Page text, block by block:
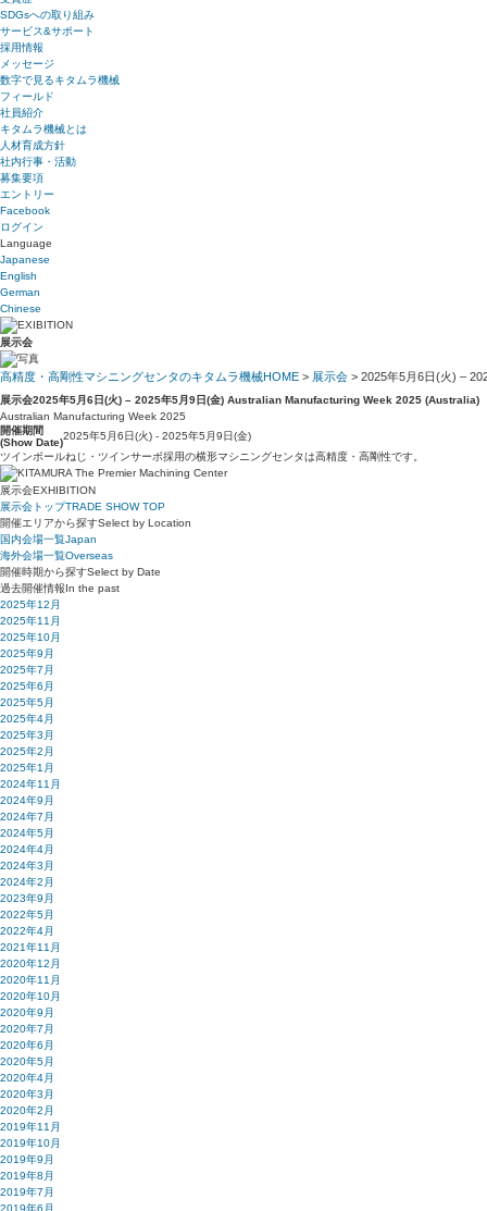
SDGsへの取り組み
サービス&サポート
採用情報
メッセージ
数字で見るキタムラ機械
フィールド
社員紹介
キタムラ機械とは
人材育成方針
社内行事・活動
募集要項
エントリー
Facebook
ログイン
Language
Japanese
English
German
Chinese
展示会
高精度・高剛性マシニングセンタのキタムラ機械HOME > 展示会 > 2025年5月6日(火) –
展示会2025年5月6日(火) – 2025年5月9日(金) Australian Manufacturing Week 2025 (Australia)
Australian Manufacturing Week 2025
開催期間
(Show Date)
2025年5月6日(火) - 2025年5月9日(金)
ツインボールねじ・ツインサーボ採用の横形マシニングセンタは高精度・高剛性です。
展示会EXHIBITION
展示会トップTRADE SHOW TOP
開催エリアから探すSelect by Location
国内会場一覧Japan
海外会場一覧Overseas
開催時期から探すSelect by Date
過去開催情報In the past
2025年12月
2025年11月
2025年10月
2025年9月
2025年7月
2025年6月
2025年5月
2025年4月
2025年3月
2025年2月
2025年1月
2024年11月
2024年9月
2024年7月
2024年5月
2024年4月
2024年3月
2024年2月
2023年9月
2022年5月
2022年4月
2021年11月
2020年12月
2020年11月
2020年10月
2020年9月
2020年7月
2020年6月
2020年5月
2020年4月
2020年3月
2020年2月
2019年11月
2019年10月
2019年9月
2019年8月
2019年7月
2019年6月